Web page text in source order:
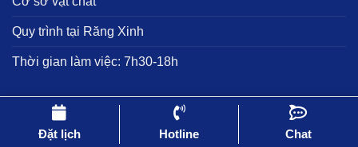
Cơ sở vật chất
Quy trình tại Răng Xinh
Thời gian làm việc: 7h30-18h
Đặt lịch Hotline Chat